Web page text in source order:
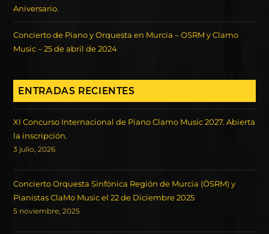
Aniversario.
Concierto de Piano y Orquesta en Murcia – OSRM y Clamo
Music – 25 de abril de 2024
ENTRADAS RECIENTES
XI Concurso Internacional de Piano Clamo Music 2027. Abierta
la inscripción.
3 julio, 2026
Concierto Orquesta Sinfónica Región de Murcia (ÖSRM) y
Pianistas ClaMo Music el 22 de Diciembre 2025
5 noviembre, 2025